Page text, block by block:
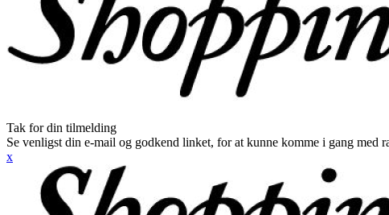
Tak for din tilmelding
Se venligst din e-mail og godkend linket, for at kunne komme i gang med
x